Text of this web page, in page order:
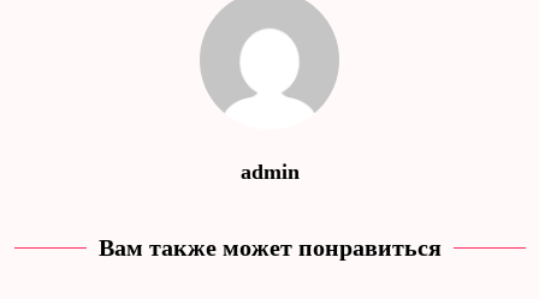
admin
Вам также может понравиться